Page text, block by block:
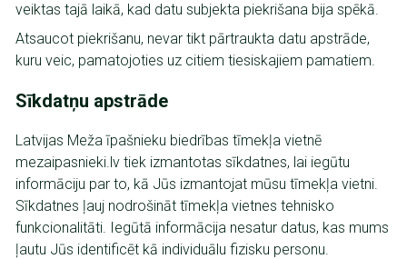
veiktas tajā laikā, kad datu subjekta piekrišana bija spēkā.
Atsaucot piekrišanu, nevar tikt pārtraukta datu apstrāde,
kuru veic, pamatojoties uz citiem tiesiskajiem pamatiem.
Sīkdatņu apstrāde
Latvijas Meža īpašnieku biedrības tīmekļa vietnē
mezaipasnieki.lv tiek izmantotas sīkdatnes, lai iegūtu
informāciju par to, kā Jūs izmantojat mūsu tīmekļa vietni.
Sīkdatnes ļauj nodrošināt tīmekļa vietnes tehnisko
funkcionalitāti. Iegūtā informācija nesatur datus, kas mums
ļautu Jūs identificēt kā individuālu fizisku personu.